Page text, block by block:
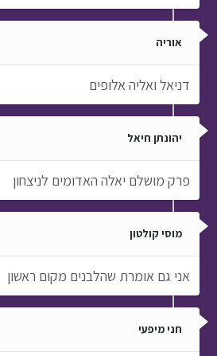
אוריה
דניאל ואליה אלופים
יהונתן חיאל
פרק מושלם יאלה האדומים לניצחון
מוסי קולטון
אני גם אומרת שהלבנים מקום ראשון
חני מיפעי